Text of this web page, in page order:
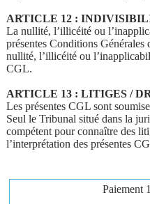
ARTICLE 12 :
La nullité, l’illicéité ou
présentes Conditions
nullité, l’illicéité ou
CGL.
ARTICLE 13 : LITIGES /
Les présentes CGL sont
Seul le Tribunal situé dans la
compétent pour connaître des
l’interprétation des présentes
Paiement